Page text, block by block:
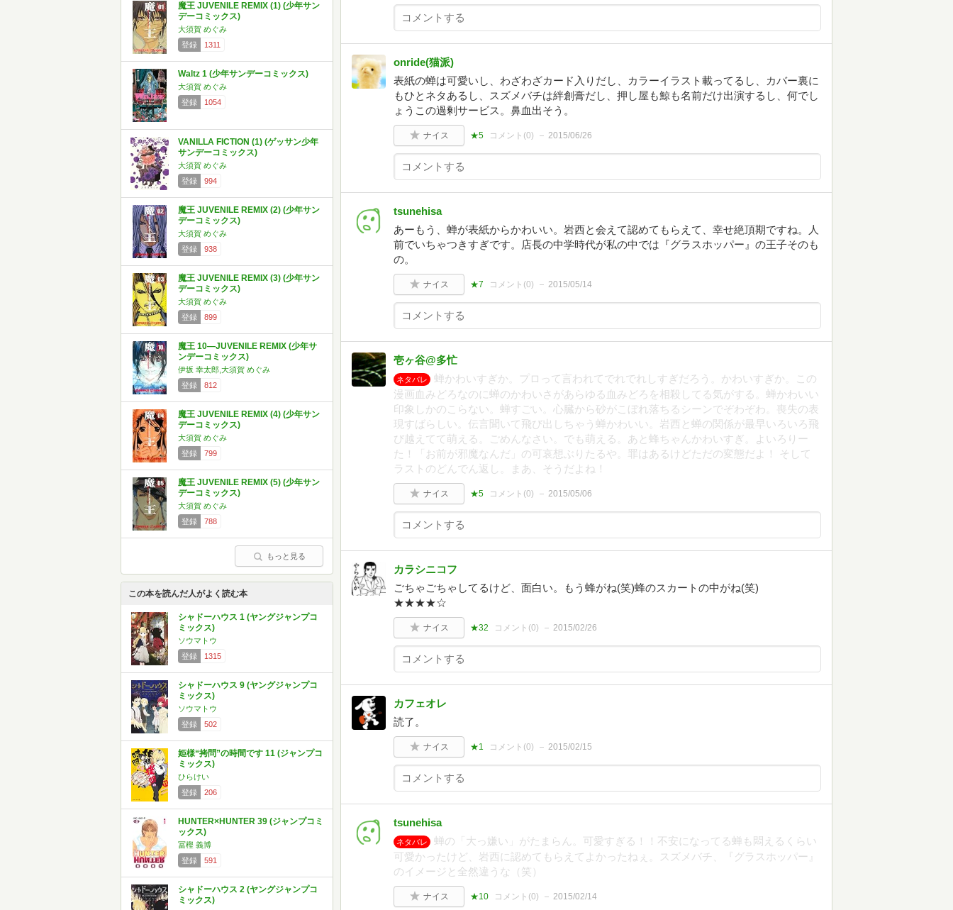
魔王 JUVENILE REMIX (1) (少年サン
デーコミックス)
大須賀 めぐみ
登録
1311
Waltz 1 (少年サンデーコミックス)
大須賀 めぐみ
登録
1054
VANILLA FICTION (1) (ゲッサン少年
サンデーコミックス)
大須賀 めぐみ
登録
994
魔王 JUVENILE REMIX (2) (少年サン
デーコミックス)
大須賀 めぐみ
登録
938
魔王 JUVENILE REMIX (3) (少年サン
デーコミックス)
大須賀 めぐみ
登録
899
魔王 10―JUVENILE REMIX (少年サ
ンデーコミックス)
伊坂 幸太郎,大須賀 めぐみ
登録
812
魔王 JUVENILE REMIX (4) (少年サン
デーコミックス)
大須賀 めぐみ
登録
799
魔王 JUVENILE REMIX (5) (少年サン
デーコミックス)
大須賀 めぐみ
登録
788
もっと見る
この本を読んだ人がよく読む本
シャドーハウス 1 (ヤングジャンプコ
ミックス)
ソウマトウ
登録
1315
シャドーハウス 9 (ヤングジャンプコ
ミックス)
ソウマトウ
登録
502
姫様“拷問”の時間です 11 (ジャンプコ
ミックス)
ひらけい
登録
206
HUNTER×HUNTER 39 (ジャンプコミ
ックス)
冨樫 義博
登録
591
シャドーハウス 2 (ヤングジャンプコ
ミックス)
onride(猫派)
表紙の蝉は可愛いし、わざわざカード入りだし、カラーイラスト載ってるし、カバー裏に
もひとネタあるし、スズメバチは絆創膏だし、押し屋も鯨も名前だけ出演するし、何でし
ょうこの過剰サービス。鼻血出そう。
ナイス ★5 コメント(0) 2015/06/26
tsunehisa
あーもう、蝉が表紙からかわいい。岩西と会えて認めてもらえて、幸せ絶頂期ですね。人
前でいちゃつきすぎです。店長の中学時代が私の中では『グラスホッパー』の王子そのも
の。
ナイス ★7 コメント(0) 2015/05/14
壱ヶ谷@多忙
ネタバレ
蝉かわいすぎか。プロって言われてでれでれしすぎだろう。かわいすぎか。この
漫画血みどろなのに蝉のかわいさがあらゆる血みどろを相殺してる気がする。蝉かわいい
印象しかのこらない。蝉すごい。心臓から砂がこぼれ落ちるシーンでぞわぞわ。喪失の表
現すばらしい。伝言聞いて飛び出しちゃう蝉かわいい。岩西と蝉の関係が最早いろいろ飛
び越えてて萌える。ごめんなさい。でも萌える。あと蜂ちゃんかわいすぎ。よいろりー
た！「お前が邪魔なんだ」の可哀想ぶりたるや。罪はあるけどただの変態だよ！ そして
ラストのどんでん返し。まあ、そうだよね！
ナイス ★5 コメント(0) 2015/05/06
カラシニコフ
ごちゃごちゃしてるけど、面白い。もう蜂がね(笑)蜂のスカートの中がね(笑)
★★★★☆
ナイス ★32 コメント(0) 2015/02/26
カフェオレ
読了。
ナイス ★1 コメント(0) 2015/02/15
tsunehisa
ネタバレ
蝉の「大っ嫌い」がたまらん。可愛すぎる！！不安になってる蝉も悶えるくらい
可愛かったけど、岩西に認めてもらえてよかったねぇ。スズメバチ、『グラスホッパー』
のイメージと全然違うな（笑）
ナイス ★10 コメント(0) 2015/02/14